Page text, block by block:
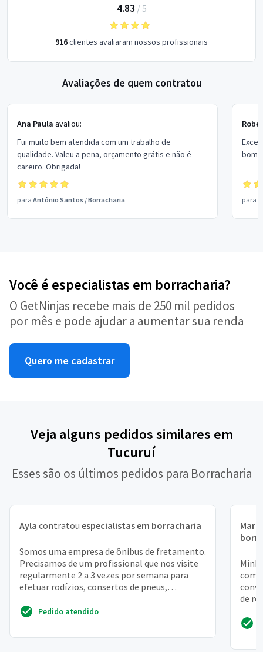
4.83 / 5
916clientes avaliaram nossos profissionais
Avaliações de quem contratou
Ana Paula avaliou:
Fui muito bem atendida com um trabalho de
qualidade. Valeu a pena, orçamento grátis e não é
careiro. Obrigada!
para Antônio Santos /Borracharia
bom
para
Você é especialistas em borracharia?
O GetNinjas recebe mais de 250 mil pedidos
por mês e pode ajudar a aumentar sua renda
Quero me cadastrar
Veja alguns pedidos similares em
Tucuruí
Esses são os últimos pedidos para Borracharia
Ayla contratou especialistas em borracharia
Somos uma empresa de ônibus de fretamento.
Precisamos de um profissional que nos visite
regularmente 2 a 3 vezes por semana para
efetuar rodízios, consertos de pneus,
Pedido atendido
com
de